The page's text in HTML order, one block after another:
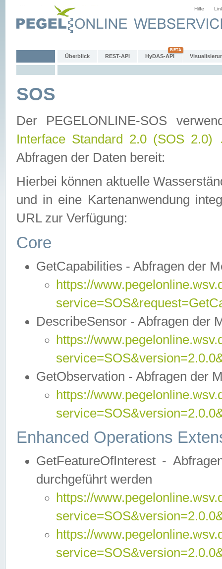
Hilfe
Überblick REST-API HyDAS-API
SOS
Der PEGELONLINE-SOS
Interface Standard 2.0 (SOS 2.0)
Abfragen der Daten bereit:
Hierbei können aktuelle
und in eine Kartenanwendung
URL zur Verfügung:
Core
GetCapabilities - Abfragen der
https://
DescribeSensor - Abfragen der
https://
GetObservation - Abfragen der
https://
Enhanced Operations
GetFeatureOfInterest -
durchgeführt werden
https://
https://